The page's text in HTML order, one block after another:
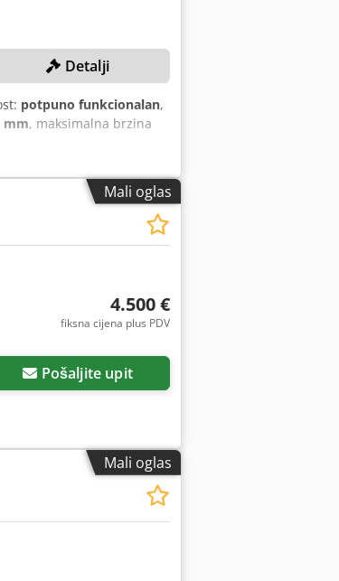
Detalji
potpuno funkcionalan,
mm, maksimalna brzina
Mali oglas
4.500 €
fiksna cijena plus PDV
Pošaljite upit
Mali oglas